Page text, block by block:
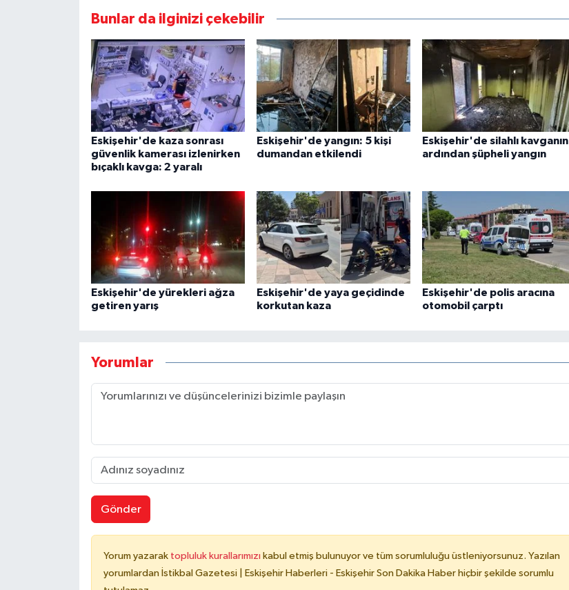
Bunlar da ilginizi çekebilir
Eskişehir'de kaza sonrası
güvenlik kamerası izlenirken
bıçaklı kavga: 2 yaralı
Eskişehir'de yangın: 5 kişi
dumandan etkilendi
Eskişehir'de silahlı kavganın
ardından şüpheli yangın
Eskişehir'de yürekleri ağza
getiren yarış
Eskişehir'de yaya geçidinde
korkutan kaza
Eskişehir'de polis aracına
otomobil çarptı
Yorumlar
Gönder
Yorum yazarak topluluk kurallarımızı kabul etmiş bulunuyor ve tüm sorumluluğu üstleniyorsunuz. Yazılan
yorumlardan İstikbal Gazetesi | Eskişehir Haberleri - Eskişehir Son Dakika Haber hiçbir şekilde sorumlu